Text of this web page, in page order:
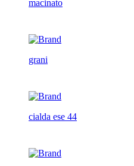
macinato
grani
cialda ese 44